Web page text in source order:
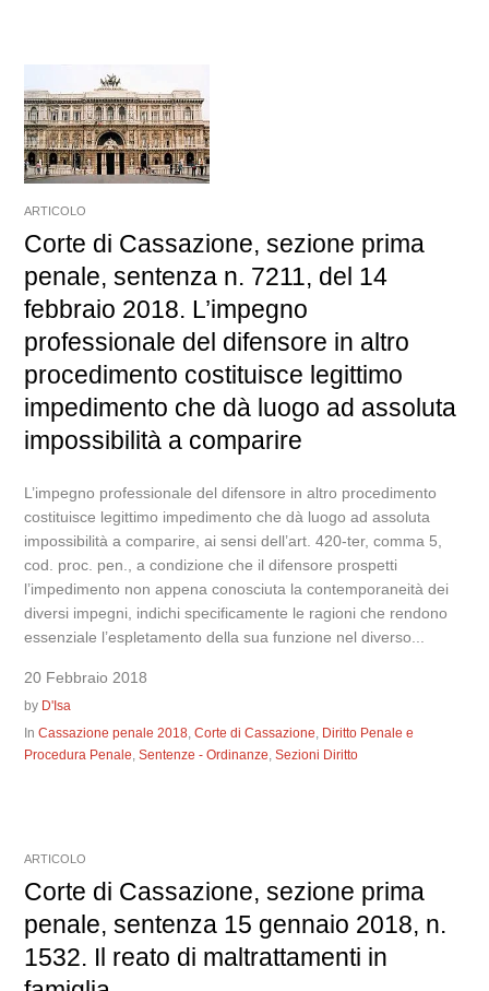
ARTICOLO
Corte di Cassazione, sezione prima
penale, sentenza n. 7211, del 14
febbraio 2018. L’impegno
professionale del difensore in altro
procedimento costituisce legittimo
impedimento che dà luogo ad assoluta
impossibilità a comparire
L’impegno professionale del difensore in altro procedimento
costituisce legittimo impedimento che dà luogo ad assoluta
impossibilità a comparire, ai sensi dell’art. 420-ter, comma 5,
cod. proc. pen., a condizione che il difensore prospetti
l’impedimento non appena conosciuta la contemporaneità dei
diversi impegni, indichi specificamente le ragioni che rendono
essenziale l’espletamento della sua funzione nel diverso...
20 Febbraio 2018
by D'Isa
InCassazione penale 2018,Corte di Cassazione, Diritto Penale e
Procedura Penale,Sentenze - Ordinanze,Sezioni Diritto
ARTICOLO
Corte di Cassazione, sezione prima
penale, sentenza 15 gennaio 2018, n.
1532. Il reato di maltrattamenti in